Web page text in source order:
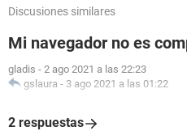
Discusiones similares
Mi navegador no es
gladis - 2 ago 2021 a las 22:23
gslaura - 3 ago 2021 a las 01:22
2 respuestas